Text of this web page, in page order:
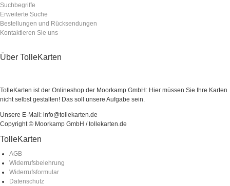
Suchbegriffe
Erweiterte Suche
Bestellungen und Rücksendungen
Kontaktieren Sie uns
Über TolleKarten
TolleKarten ist der Onlineshop der Moorkamp GmbH: Hier müssen Sie Ihre Karten
nicht selbst gestalten! Das soll unsere Aufgabe sein.
Unsere E-Mail: info@tollekarten.de
Copyright © Moorkamp GmbH / tollekarten.de
TolleKarten
AGB
Widerrufsbelehrung
Widerrufsformular
Datenschutz